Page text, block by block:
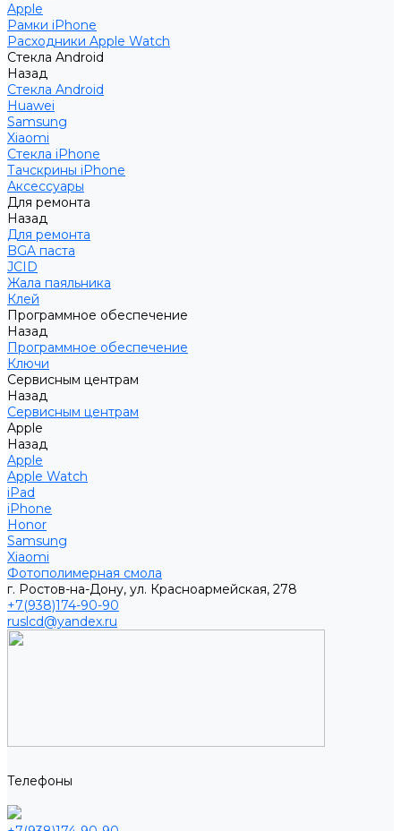
Apple
Рамки iPhone
Расходники Apple Watch
Стекла Android
Назад
Стекла Android
Huawei
Samsung
Xiaomi
Стекла iPhone
Тачскрины iPhone
Аксессуары
Для ремонта
Назад
Для ремонта
BGA паста
JCID
Жала паяльника
Клей
Программное обеспечение
Назад
Программное обеспечение
Ключи
Сервисным центрам
Назад
Сервисным центрам
Apple
Назад
Apple
Apple Watch
iPad
iPhone
Honor
Samsung
Xiaomi
Фотополимерная смола
г. Ростов-на-Дону, ул. Красноармейская, 278
+7(938)174-90-90
ruslcd@yandex.ru
Телефоны